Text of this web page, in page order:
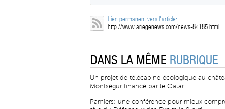
Lien permanent vers l'article:
http://www.ariegenews.com/news-84185.html
DANS LA MÊME RUBRIQUE
Un projet de télécabine écologique au
Montségur financé par le Qatar
Pamiers: une conférence pour mieux